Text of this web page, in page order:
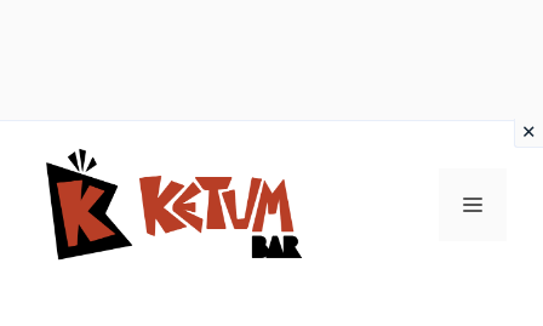
contenuto
Menu